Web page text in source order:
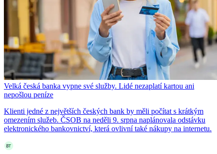
Velká česká banka vypne své služby. Lidé nezaplatí kartou ani
nepošlou peníze
Klienti jedné z největších českých bank by měli počítat s krátkým
omezením služeb. ČSOB na neděli 9. srpna naplánovala odstávku
elektronického bankovnictví, která ovlivní také nákupy na internetu.